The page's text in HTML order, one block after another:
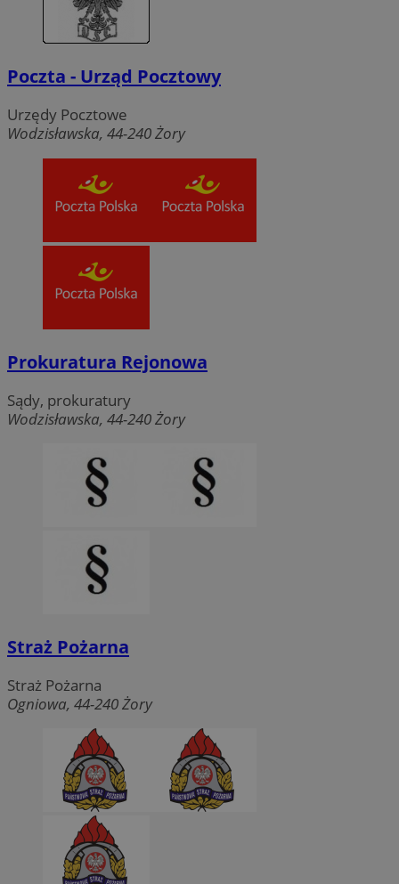
Poczta - Urząd Pocztowy
Urzędy Pocztowe
Wodzisławska, 44-240 Żory
Prokuratura Rejonowa
Sądy, prokuratury
Wodzisławska, 44-240 Żory
Straż Pożarna
Straż Pożarna
Ogniowa, 44-240 Żory